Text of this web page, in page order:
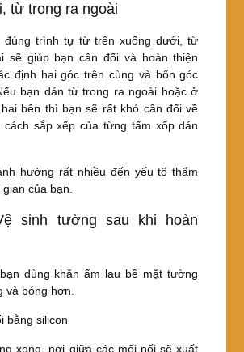
từ trong ra ngoài
đúng trình tự từ trên xuống dưới, từ
sẽ giúp bạn cân đối và hoàn thiện
định hai góc trên cùng và bốn góc
bạn dán từ trong ra ngoài hoặc ở
bên thì bạn sẽ rất khó cân đối về
cách sắp xếp của từng tấm xốp dán
hưởng rất nhiều đến yếu tố thẩm
của bạn.
sinh tường sau khi hoàn
dùng khăn ẩm lau bề mặt tường
và bóng hơn.
bằng silicon
xong, nơi giữa các mối nối sẽ xuất